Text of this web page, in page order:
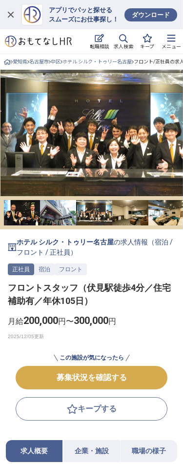
アプリでパッと探せる
スムーズにお仕事探し！
ダウンロード
転職相談 求人検索 キープ メニュー
ログイン
求人・施設を探す
キープした求人
就職・転職 合同説明会
おもてなしHRについて
ご利用の流れ
よくある質問
ホテル・宿泊業界情報コラム
無料 転職サポートに申し込む
愛知県 名古屋市 中区 ホテル シルク・トゥリー名古屋 フロント/正社員の求
ホテル シルク・トゥリー名古屋の求人情報（宿泊 /
フロント /正社員 ）
正社員 宿泊 フロント
フロントスタッフ（伏見駅徒歩4分／住宅
補助有／年休105日）
月給200,000円〜300,000円
この施設が気になったら
募集状況を確認する
キープする
求人概要 企業・施設 職場の様子